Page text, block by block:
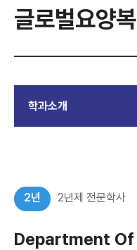
글로벌요양
학과소개
2년 2년제 전문학사
Department